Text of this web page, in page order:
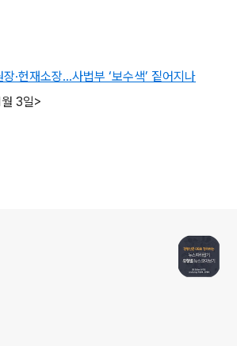
·헌재소장…사법부 ‘보수색’ 짙어지나
3일>